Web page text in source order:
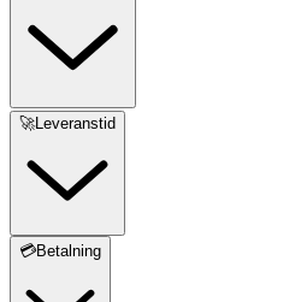
🚀Leveranstid
💳Betalning